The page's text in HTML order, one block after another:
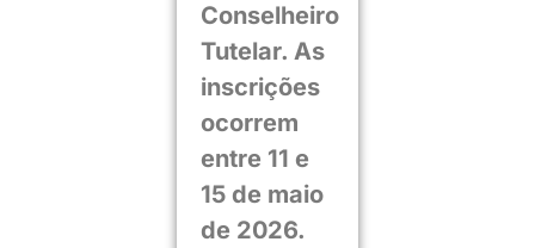
Conselheiro
Tutelar. As
inscrições
ocorrem
entre 11 e
15 de maio
de 2026.